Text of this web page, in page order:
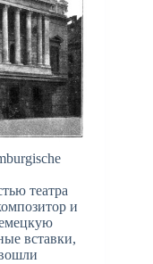
театра
и
вставки,